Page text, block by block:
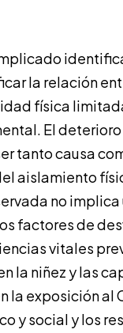
la relación
física
El
tanto causa
aislamiento
no implica
factores de
vitales
la niñez y las
la exposición al
y social y los